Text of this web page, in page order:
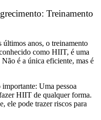
Treinamento
anos, o treinamento
como HIIT, é uma
é a única eficiente, mas é
Uma pessoa
HIIT de qualquer forma.
ele pode trazer riscos para